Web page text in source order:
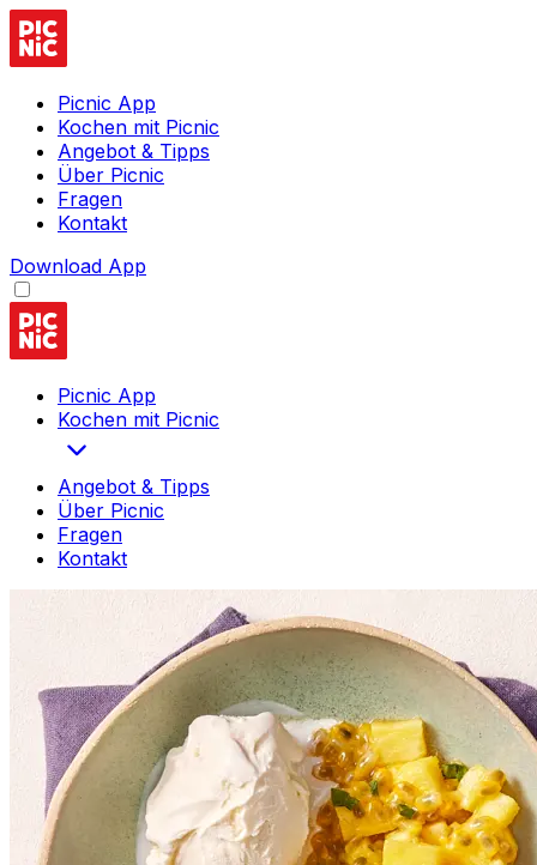
Picnic App
Kochen mit Picnic
Angebot & Tipps
Über Picnic
Fragen
Kontakt
Download App
Picnic App
Kochen mit Picnic
Angebot & Tipps
Über Picnic
Fragen
Kontakt